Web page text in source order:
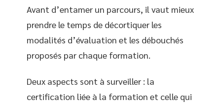
Avant d’entamer un parcours, il vaut mieux
prendre le temps de décortiquer les
modalités d’évaluation et les débouchés
proposés par chaque formation.
Deux aspects sont à surveiller : la
certification liée à la formation et celle qui